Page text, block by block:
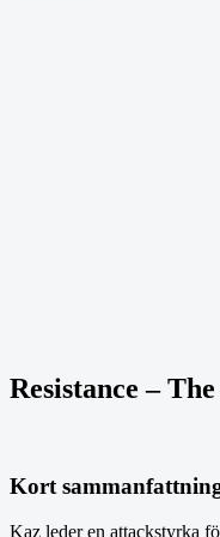
Resistance –
Kort
Kaz leder en attackstyrka